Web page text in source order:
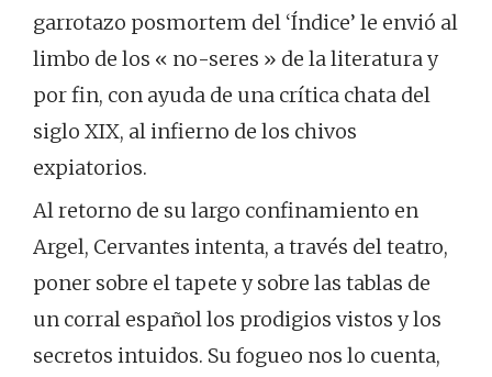
garrotazo posmortem del ‘Índice’ le envió al
limbo de los « no-seres » de la literatura y
por fin, con ayuda de una crítica chata del
siglo XIX, al infierno de los chivos
expiatorios.
Al retorno de su largo confinamiento en
Argel, Cervantes intenta, a través del teatro,
poner sobre el tapete y sobre las tablas de
un corral español los prodigios vistos y los
secretos intuidos. Su fogueo nos lo cuenta,